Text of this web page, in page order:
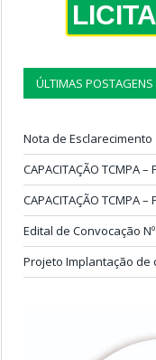
ÚLTIMAS POSTAGENS
Nota de Esclarecimento
CAPACITAÇÃO TCMPA
CAPACITAÇÃO TCMPA
Edital de Convocação
Projeto Implantação